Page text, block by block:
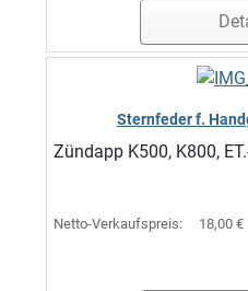
Sternfeder f.
Zündapp K500, K800,
Netto-Verkaufspreis: 18,00 €